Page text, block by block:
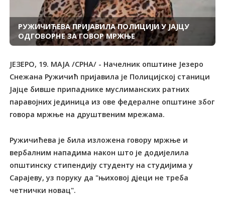
РУЖИЧИЋЕВА ПРИЈАВИЛА ПОЛИЦИЈИ У ЈАЈЦУ
ОДГОВОРНЕ ЗА ГОВОР МРЖЊЕ
ЈЕЗЕРО, 19. МАЈА /СРНА/ - Начелник општине Језеро
Снежана Ружичић пријавила је Полицијској станици
Јајце бивше припаднике муслиманских ратних
паравојних јединица из ове федералне општине због
говора мржње на друштвеним мрежама.
Ружичићева је била изложена говору мржње и
вербалним нападима након што је додијелила
општинску стипендију студенту на студијима у
Сарајеву, уз поруку да "њиховој дјеци не треба
четнички новац".